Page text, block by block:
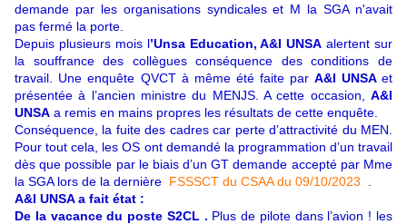
demande par les organisations syndicales et M la SGA n'avait
pas fermé la porte.
Depuis plusieurs mois l’Unsa Education, A&I UNSA alertent sur
la souffrance des collègues conséquence des conditions de
travail. Une enquête QVCT à même été faite par A&I UNSAet
présentée à l’ancien ministre du MENJS. A cette occasion, A&I
UNSA a remis en mains propres les résultats de cette enquête.
Conséquence, la fuite des cadres car perte d’attractivité du MEN.
Pour tout cela, les OS ont demandé la programmation d’un travail
dès que possible par le biais d’un GT demande accepté par Mme
la SGA lors de la dernière FSSSCT du CSAA du 09/10/2023
A&I UNSA a fait état :
De la vacance du poste S2CL . Plus de pilote dans l’avion ! les